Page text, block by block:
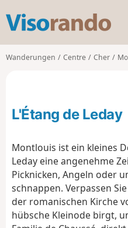
s
o
o
Wanderungen Centre Cher
L'Étang de Leday
Montlouis ist ein kleines
Leday eine angenehme
Picknicken, Angeln oder
schnappen. Verpassen
der romanischen Kirche
hübsche Kleinode birgt,